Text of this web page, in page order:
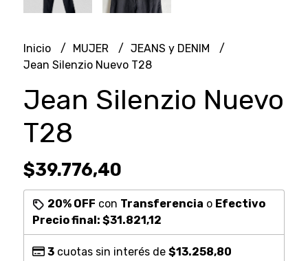
Inicio MUJER
JEANS y DENIM
Jean Silenzio Nuevo T28
Jean Silenzio Nuevo
T28
$39.776,40
20% OFF con Transferencia o Efectivo
Precio final: $31.821,12
3cuotas sin interés de $13.258,80